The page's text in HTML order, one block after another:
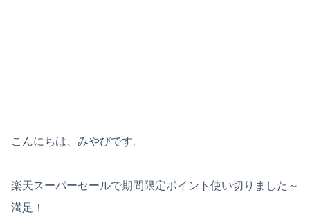
こんにちは、みやびです。
楽天スーパーセールで期間限定ポイント使い切りました～
満足！